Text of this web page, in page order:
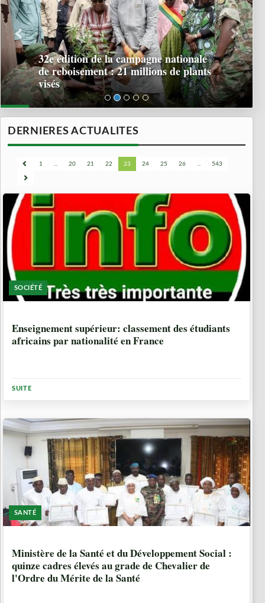
32e édition de la campagne nationale
de reboisement : 21 millions de plants
visés
DERNIERES ACTUALITES
1 ... 20 21 22 23 24 25 26 ... 543
SOCIÉTÉ
Enseignement supérieur: classement des étudiants
africains par nationalité en France
SUITE
SANTÉ
Ministère de la Santé et du Développement Social :
quinze cadres élevés au grade de Chevalier de
l'Ordre du Mérite de la Santé